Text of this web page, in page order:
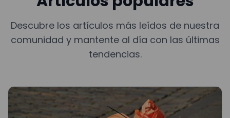
Descubre los artículos más leídos de nuestra
comunidad y mantente al día con las últimas
tendencias.